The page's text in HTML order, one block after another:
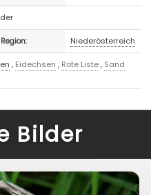
Region: Niederösterreich
, Eidechsen , Rote Liste, Sand
Bilder